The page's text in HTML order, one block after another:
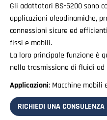
Gli adattatori BS-5200 sono
applicazioni oleodinamiche,
connessioni sicure ed
fissi e mobili.
La loro principale funzione è
nella trasmissione di fluidi
Applicazioni: Macchine
RICHIEDI UNA CONSULENZA